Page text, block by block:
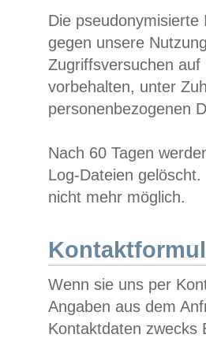
Die
gegen unsere
Zugriffsversuchen
vorbehalten, unter
personenbezogenen
Nach 60 Tagen
Log-Dateien
nicht mehr möglich.
Wenn sie uns per
Angaben aus dem
Kontaktdaten zwecks